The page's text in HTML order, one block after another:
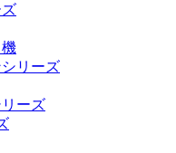
リーズ
ーズ